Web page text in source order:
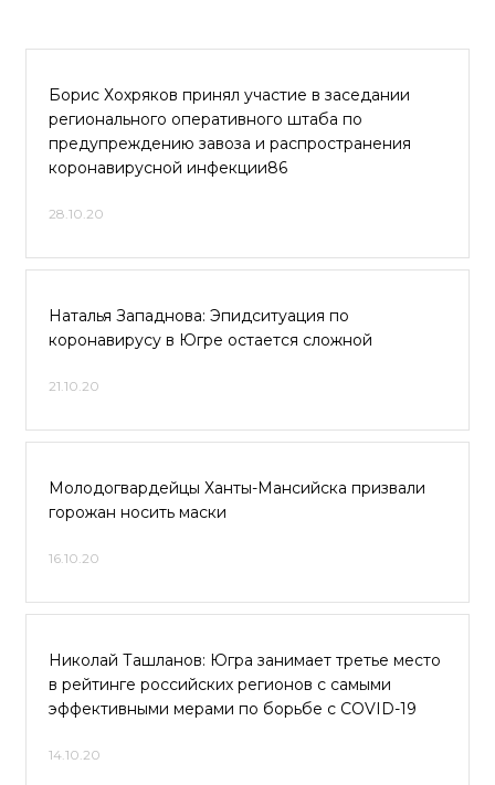
Борис Хохряков принял участие в заседании
регионального оперативного штаба по
предупреждению завоза и распространения
коронавирусной инфекции86
28.10.20
Наталья Западнова: Эпидситуация по
коронавирусу в Югре остается сложной
21.10.20
Молодогвардейцы Ханты-Мансийска призвали
горожан носить маски
16.10.20
Николай Ташланов: Югра занимает третье место
в рейтинге российских регионов с самыми
эффективными мерами по борьбе с COVID-19
14.10.20